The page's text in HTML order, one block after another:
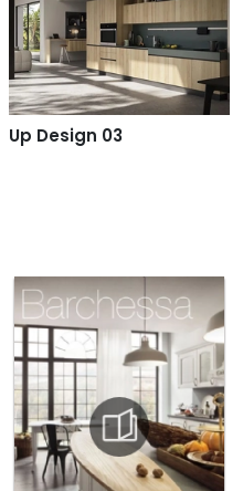
Up Design 03